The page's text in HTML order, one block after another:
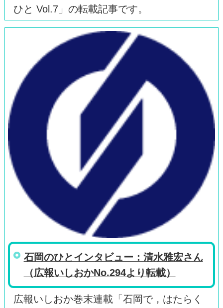
ひと Vol.7」の転載記事です。
石岡のひとインタビュー：清水雅宏さん
（広報いしおかNo.294より転載）
広報いしおか巻末連載「石岡で，はたらく